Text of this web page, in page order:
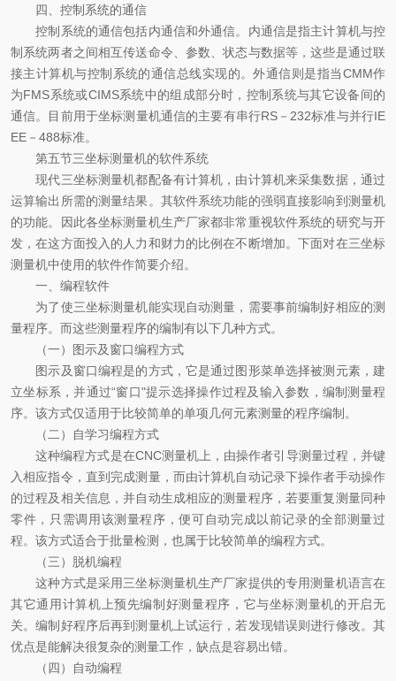
四、控制系统的通信
控制系统的通信包括内通信和外通信。内通信是指主计算机与控
制系统两者之间相互传送命令、参数、状态与数据等，这些是通过联
接主计算机与控制系统的通信总线实现的。外通信则是指当CMM作
为FMS系统或CIMS系统中的组成部分时，控制系统与其它设备间的
通信。目前用于坐标测量机通信的主要有串行RS－232标准与并行IE
EE－488标准。
第五节三坐标测量机的软件系统
现代三坐标测量机都配备有计算机，由计算机来采集数据，通过
运算输出所需的测量结果。其软件系统功能的强弱直接影响到测量机
的功能。因此各坐标测量机生产厂家都非常重视软件系统的研究与开
发，在这方面投入的人力和财力的比例在不断增加。下面对在三坐标
测量机中使用的软件作简要介绍。
一、编程软件
为了使三坐标测量机能实现自动测量，需要事前编制好相应的测
量程序。而这些测量程序的编制有以下几种方式。
（一）图示及窗口编程方式
图示及窗口编程是的方式，它是通过图形菜单选择被测元素，建
立坐标系，并通过“窗口"提示选择操作过程及输入参数，编制测量程
序。该方式仅适用于比较简单的单项几何元素测量的程序编制。
（二）自学习编程方式
这种编程方式是在CNC测量机上，由操作者引导测量过程，并键
入相应指令，直到完成测量，而由计算机自动记录下操作者手动操作
的过程及相关信息，并自动生成相应的测量程序，若要重复测量同种
零件，只需调用该测量程序，便可自动完成以前记录的全部测量过
程。该方式适合于批量检测，也属于比较简单的编程方式。
（三）脱机编程
这种方式是采用三坐标测量机生产厂家提供的专用测量机语言在
其它通用计算机上预先编制好测量程序，它与坐标测量机的开启无
关。编制好程序后再到测量机上试运行，若发现错误则进行修改。其
优点是能解决很复杂的测量工作，缺点是容易出错。
（四）自动编程